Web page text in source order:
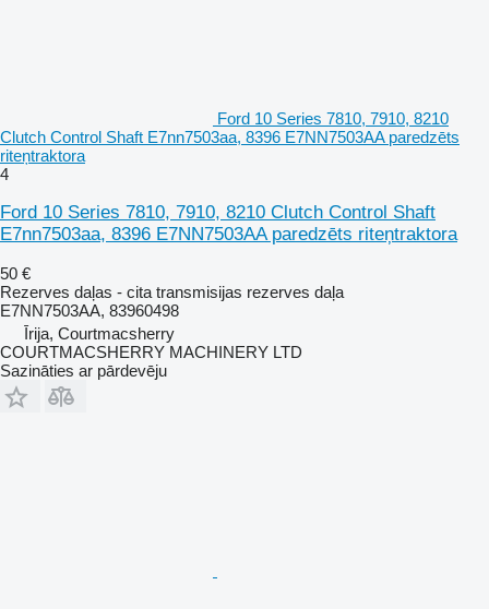
Ford 10 Series 7810, 7910, 8210
Clutch Control Shaft E7nn7503aa, 8396 E7NN7503AA paredzēts
riteņtraktora
4
Ford 10 Series 7810, 7910, 8210 Clutch Control Shaft
E7nn7503aa, 8396 E7NN7503AA paredzēts riteņtraktora
50 €
Rezerves daļas - cita transmisijas rezerves daļa
E7NN7503AA, 83960498
Īrija, Courtmacsherry
COURTMACSHERRY MACHINERY LTD
Sazināties ar pārdevēju